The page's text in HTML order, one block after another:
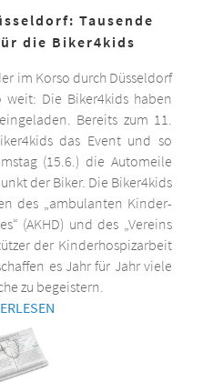
Tausende
die Biker4kids
im Korso durch Düsseldorf
Die Biker4kids haben
Bereits zum 11.
das Event und so
(15.6.) die Automeile
der Biker. Die Biker4kids
des „ambulanten Kinder-
(AKHD) und des „Vereins
der Kinderhospizarbeit
es Jahr für Jahr viele
zu begeistern.